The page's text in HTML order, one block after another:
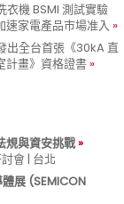
機 BSMI 測試實驗
家電產品市場准入
出全台首張《30kA 直
計畫》資格證書
規與資安挑戰
會 | 台北
展 (SEMICON